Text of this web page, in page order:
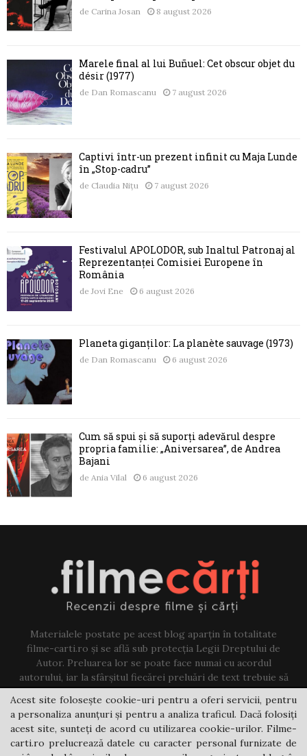
de Carina Josan 8 august 2026
Marele final al lui Buñuel: Cet obscur objet du
désir (1977)
de Dan Romascanu 7 august 2026
Captivi într-un prezent infinit cu Maja Lunde
în „Stop-cadru”
de Claudia Nițu 7 august 2026
Festivalul APOLODOR, sub Înaltul Patronaj al
Reprezentanței Comisiei Europene în
România
de Jovi Ene 6 august 2026
Planeta giganților: La planète sauvage (1973)
de Dan Romascanu 6 august 2026
Cum să spui și să suporți adevărul despre
propria familie: „Aniversarea”, de Andrea
Bajani
de Ania Vilal 6 august 2026
Materialele postate pe acest blog aparțin în totalitate
filme-carti.ro și se află sub protecția Legii Dreptului de
Autor. Preluarea lor se poate face numai cu acordul
autorului, iar la sfârșitul fiecărei preluări de text trebuie să
existe un link către acest blog.
Contact us:jovi@filme-carti.ro
Acest site folosește cookie-uri pentru a oferi servicii, pentru
a personaliza anunțuri și pentru a analiza traficul. Dacă folosiți
acest site, sunteți de acord cu utilizarea cookie-urilor. Filme-
carti.ro prelucrează datele cu caracter personal furnizate de